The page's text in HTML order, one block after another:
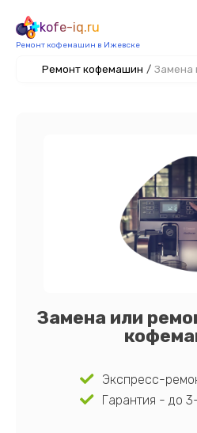
kofe-iq.ru
Ремонт кофемашин в Ижевске
Ремонт кофемашин / Замена
Замена или
Экспресс-
Гарантия - до